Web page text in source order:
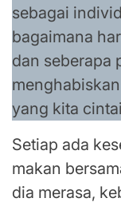
sebagai
bagaimana
dan seberapa
yang kita
Setiap ada
makan
dia merasa,